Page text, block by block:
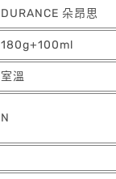
DURANCE 朵昂思
180g+100ml
室溫
N